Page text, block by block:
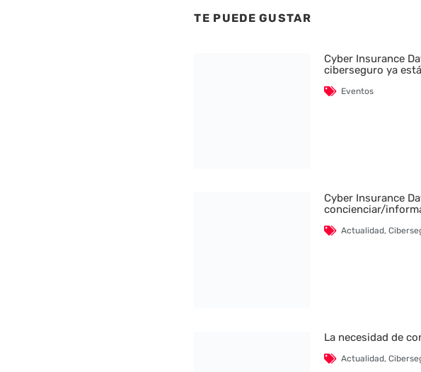
TE PUEDE GUSTAR
Cyber Insurance
ciberseguro ya
Eventos
Cyber Insurance
concienciar/
Actualidad,
La necesidad de
Actualidad,